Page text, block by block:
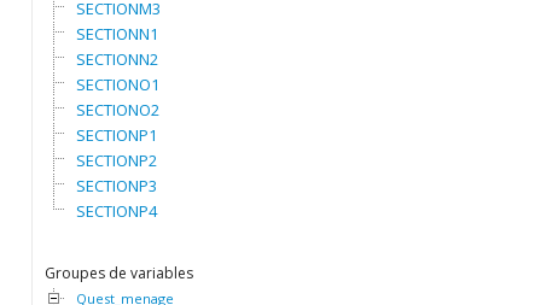
SECTIONM3
SECTIONN1
SECTIONN2
SECTIONO1
SECTIONO2
SECTIONP1
SECTIONP2
SECTIONP3
SECTIONP4
Groupes de variables
Quest_menage